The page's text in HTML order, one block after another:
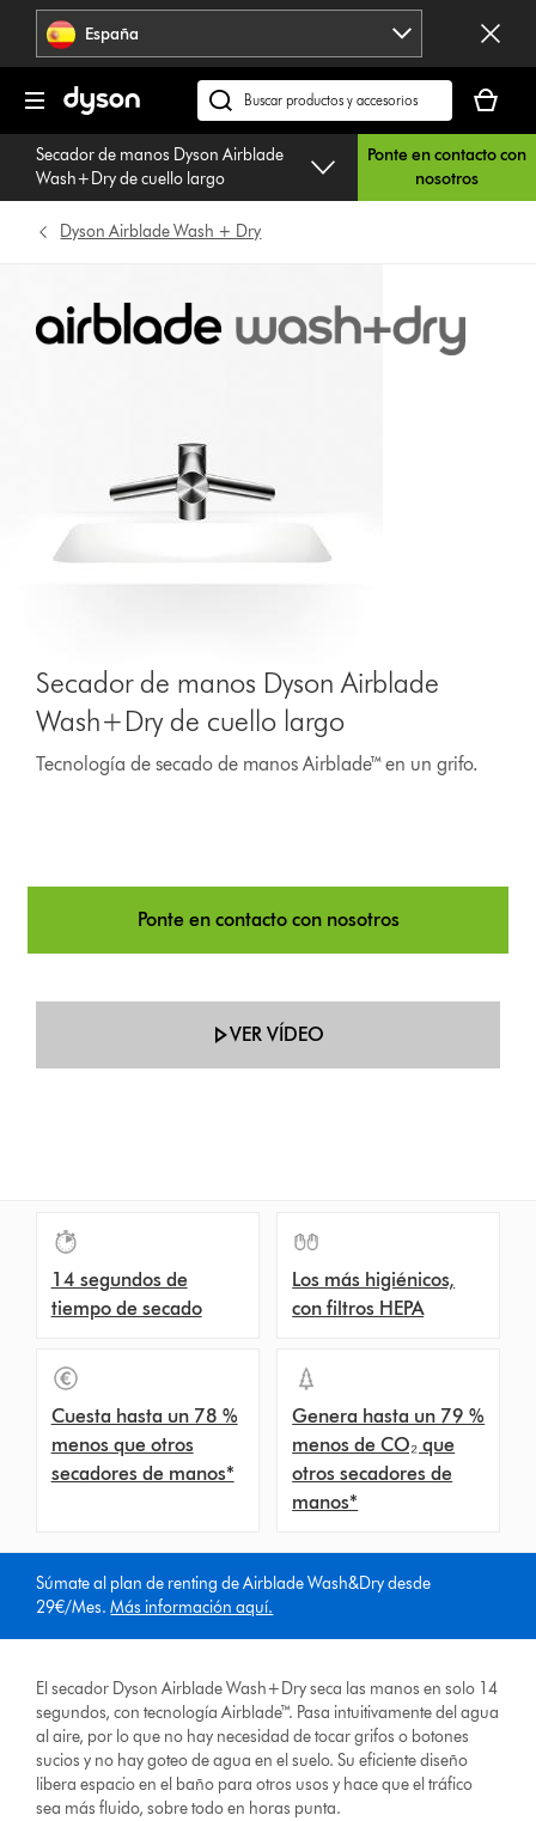
Omitir
navegación España
Buscar
en
dyson.es
cesta
está
vacía
Secador de manos Dyson Airblade
Wash+Dry de cuello largo
Ponte en contacto con
nosotros
Dyson Airblade Wash + Dry
Secador de manos Dyson Airblade
Wash+Dry de cuello largo
Tecnología de secado de manos Airblade™ en un grifo.
Ponte en contacto con nosotros
VER VÍDEO
14 segundos de
tiempo de secado
Los más higiénicos,
con filtros HEPA
Cuesta hasta un 78 %
menos que otros
secadores de manos*
Genera hasta un 79 %
menos de CO₂ que
otros secadores de
manos*
Súmate al plan de renting de Airblade Wash&Dry desde
29€/Mes.Más información aquí.
El secador Dyson Airblade Wash+Dry seca las manos en solo 14
segundos, con tecnología Airblade™. Pasa intuitivamente del agua
al aire, por lo que no hay necesidad de tocar grifos o botones
sucios y no hay goteo de agua en el suelo. Su eficiente diseño
libera espacio en el baño para otros usos y hace que el tráfico
sea más fluido, sobre todo en horas punta.